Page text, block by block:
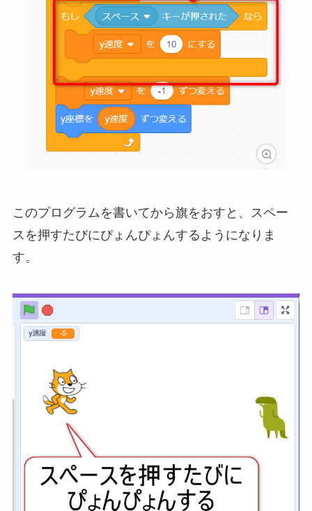
このプログラムを書いてから旗をおすと、スペー
スを押すたびにぴょんぴょんするようになりま
す。